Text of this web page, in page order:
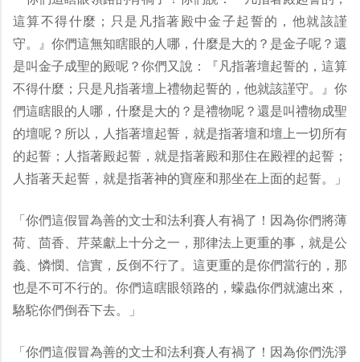
這算不得什麼；只是凡指著殿中金子起誓的，他就該謹
守。』你們這無知瞎眼的人哪，什麼是大的？是金子呢？還
是叫金子成聖的殿呢？你們又說：『凡指著壇起誓的，這算
不得什麼；只是凡指著壇上禮物起誓的，他就該謹守。』你
們這瞎眼的人哪，什麼是大的？是禮物呢？還是叫禮物成聖
的壇呢？所以，人指著壇起誓，就是指著壇和壇上一切所有
的起誓；人指著殿起誓，就是指著殿和那住在殿裡的起誓；
人指著天起誓，就是指著神的寶座和那坐在上面的起誓。」
「你們這假冒為善的文士和法利賽人有禍了！因為你們將薄
荷、茴香、芹菜獻上十分之一，那律法上更重的事，就是公
義、憐憫、信實，反倒不行了。這更重的是你們當行的，那
也是不可不行的。你們這瞎眼領路的，蠓蟲你們就濾出來，
駱駝你們倒吞下去。」
「你們這假冒為善的文士和法利賽人有禍了！因為你們洗淨